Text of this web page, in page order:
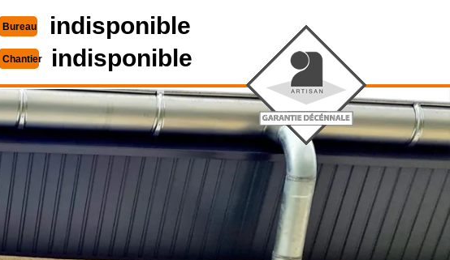
Bureau indisponible
Chantier indisponible